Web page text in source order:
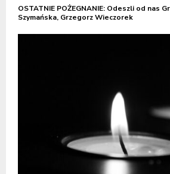
OSTATNIE POŻEGNANIE: Odeszli od nas
Szymańska, Grzegorz Wieczorek